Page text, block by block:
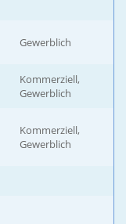
Gewerblich
Kommerziell,
Gewerblich
Kommerziell,
Gewerblich